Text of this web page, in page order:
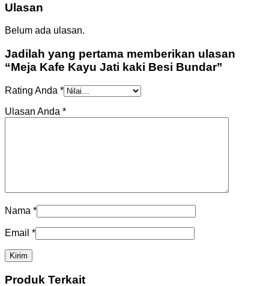
Ulasan
Belum ada ulasan.
Jadilah yang pertama memberikan ulasan
“Meja Kafe Kayu Jati kaki Besi Bundar”
Rating Anda *
Ulasan Anda *
Nama *
Email *
Produk Terkait